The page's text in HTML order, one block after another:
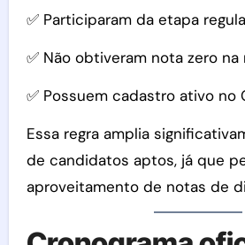
✅ Participaram da etapa
✅ Não obtiveram nota zero na
✅ Possuem cadastro ativo no
Essa regra amplia
de candidatos aptos, já que
aproveitamento de notas de